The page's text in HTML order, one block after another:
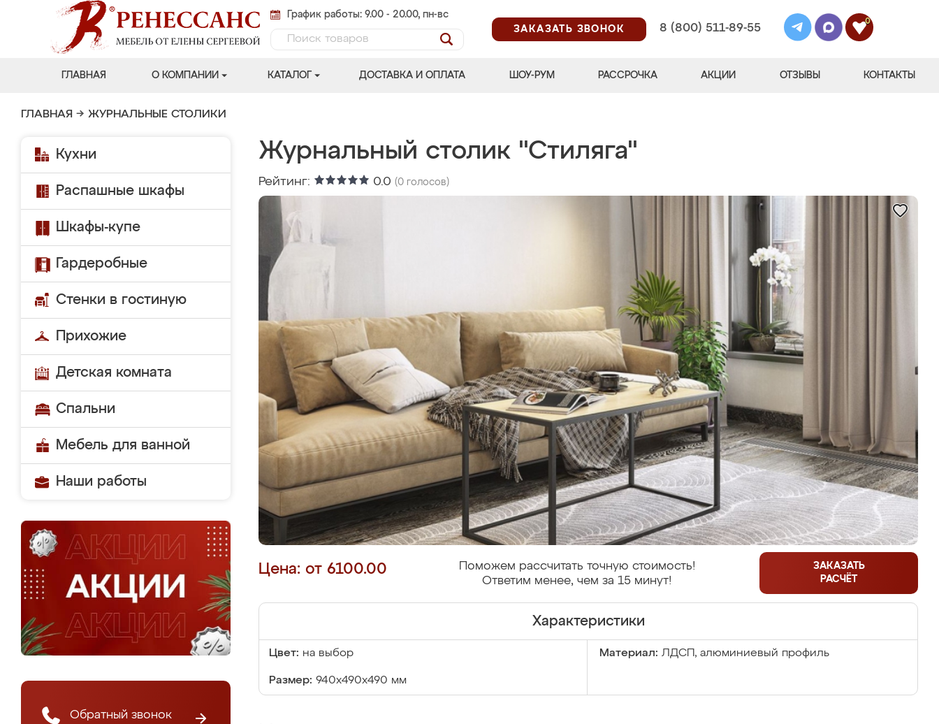
График работы: 9.00 - 20.00, пн-вс
ЗАКАЗАТЬ ЗВОНОК
8 (800) 511-89-55
0
ГЛАВНАЯ О КОМПАНИИ КАТАЛОГ ДОСТАВКА И ОПЛАТА ШОУ-РУМ РАССРОЧКА АКЦИИ ОТЗЫВЫ КОНТАКТЫ
ГЛАВНАЯ → ЖУРНАЛЬНЫЕ СТОЛИКИ
Кухни
Распашные шкафы
Шкафы-купе
Гардеробные
Стенки в гостиную
Прихожие
Детская комната
Спальни
Мебель для ванной
Наши работы
Обратный звонок
Журнальный столик "Стиляга"
Рейтинг: 0.0 (0 голосов)
Цена: от 6100.00
Поможем рассчитать точную стоимость!
Ответим менее, чем за 15 минут!
ЗАКАЗАТЬ
РАСЧЁТ
Характеристики
Цвет: на выбор Материал: ЛДСП, алюминиевый профиль
Размер: 940х490х490 мм